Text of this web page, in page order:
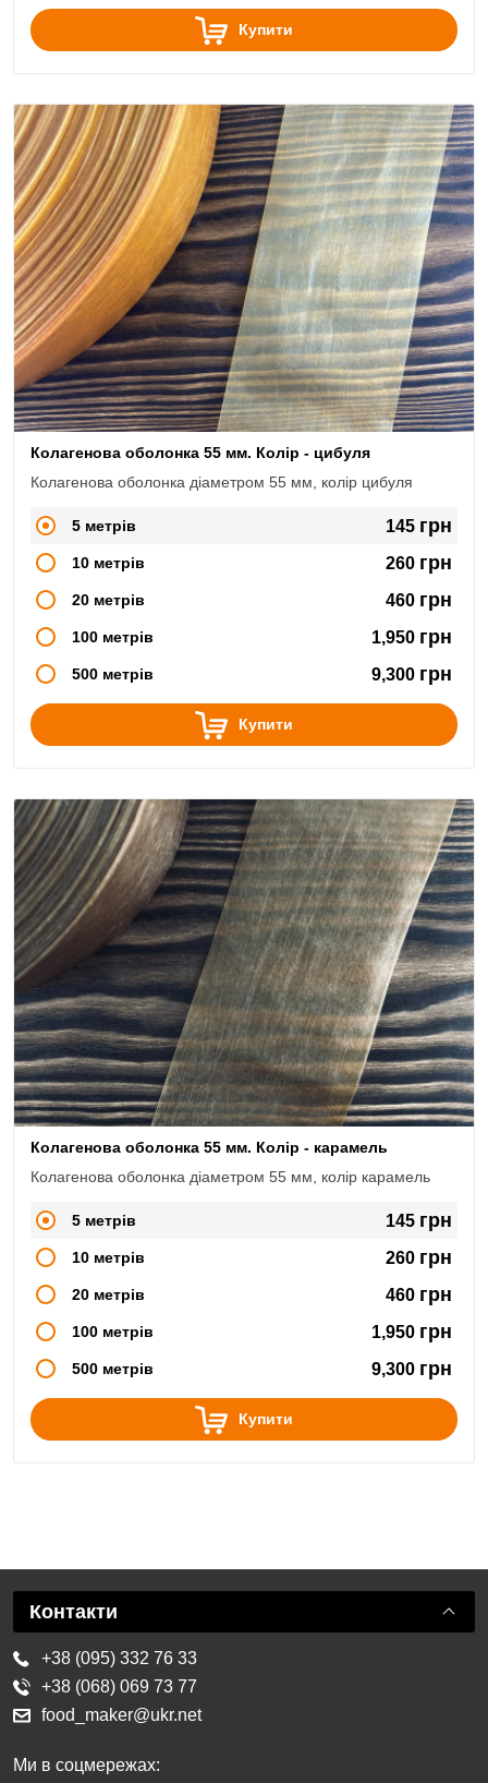
Купити
Колагенова оболонка 55 мм. Колір - цибуля
5 метрів 145 грн
10 метрів 260 грн
20 метрів 460 грн
100 метрів 1,950 грн
500 метрів 9,300 грн
Купити
Колагенова оболонка 55 мм. Колір - карамель
5 метрів 145 грн
10 метрів 260 грн
20 метрів 460 грн
100 метрів 1,950 грн
500 метрів 9,300 грн
Купити
Контакти
+38 (095) 332 76 33
+38 (068) 069 73 77
food_maker@ukr.net
Ми в соцмережах: